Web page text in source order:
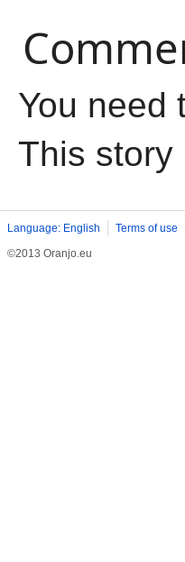
You need
This story
Language: English Terms of use
©2013 Oranjo.eu